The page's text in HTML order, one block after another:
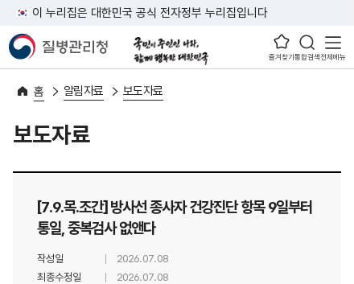
이 누리집은 대한민국 공식 전자정부 누리집입니다
즐겨찾기통합검색전체메뉴
홈 알림자료 보도자료
보도자료
[7.9.목.조간] 방사선 종사자 건강진단 항목 9일부터
통일, 중복검사 없앤다
작성일
2026.07.08
최종수정일
2026.07.08